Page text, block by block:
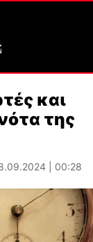
και
της
| 00:28